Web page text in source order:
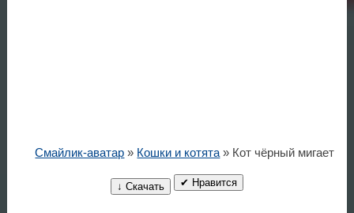
Смайлик-аватар » Кошки и котята » Кот чёрный мигает
↓ Скачать ✔ Нравится